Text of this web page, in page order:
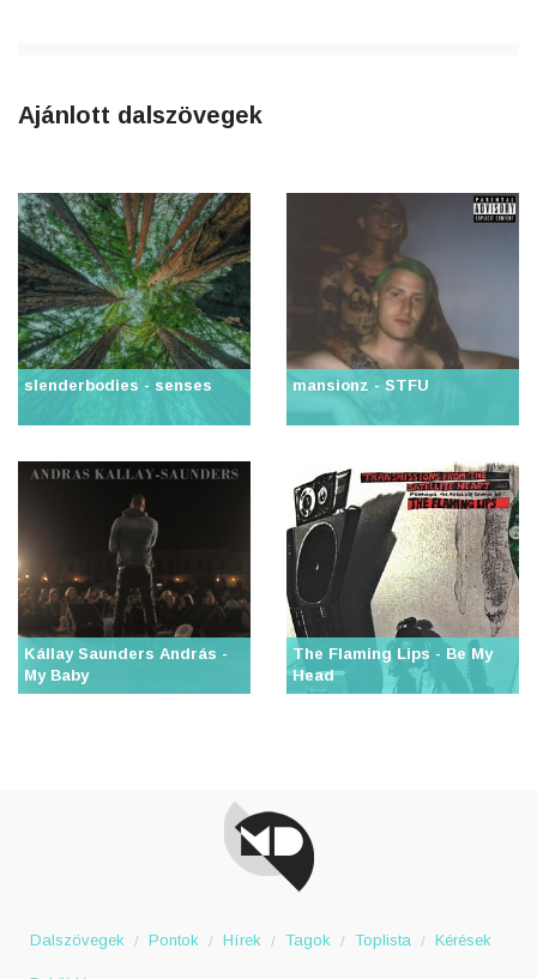
Ajánlott dalszövegek
slenderbodies - senses mansionz - STFU
Kállay Saunders András -
My Baby
The Flaming Lips - Be My
Head
Dalszövegek Pontok Hírek Tagok Toplista Kérések